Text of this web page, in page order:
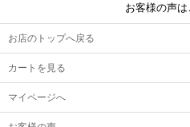
お客様の声
お店のトップへ戻る
カートを見る
マイページへ